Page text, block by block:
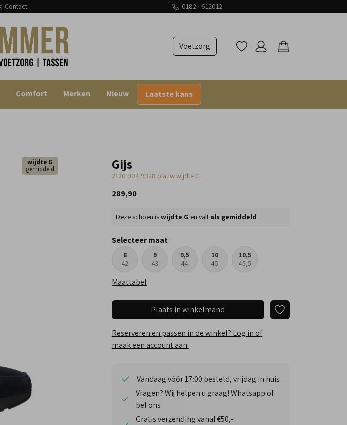
Contact 0182 - 612012
Voetzorg
Comfort Merken Nieuw Laatste kans
wijdte G
gemiddeld
Gijs
2120 904 9328 blauw wijdte G
289,90
Deze schoen iswijdte G en valt als gemiddeld
Selecteer maat
8
42
9
43
9,5
44
10
45
10,5
45,5
Maattabel
Plaats in winkelmand
Reserveren en passen in de winkel? Log in of
maak een account aan.
Vandaag vóór 17:00 besteld, vrijdag in huis
Vragen? Wij helpen u graag! Whatsapp of
bel ons
Gratis verzending vanaf €50,-